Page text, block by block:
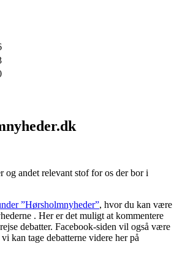
og andet relevant stof for os der bor i
”Hørsholmnyheder”, hvor du kan være
. Her er det muligt at kommentere
debatter. Facebook-siden vil også være
kan tage debatterne videre her på